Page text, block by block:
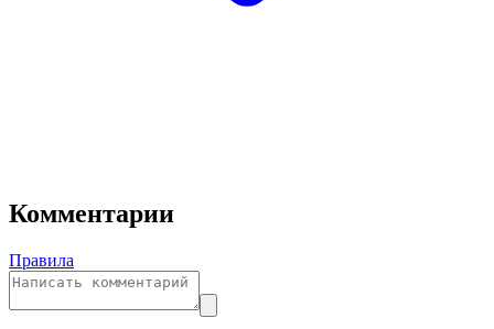
Комментарии
Правила